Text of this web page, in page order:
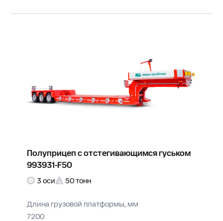
Полуприцеп с отстегивающимся гуськом
993931-F50
3 оси 50 тонн
Длина грузовой платформы, мм
7200